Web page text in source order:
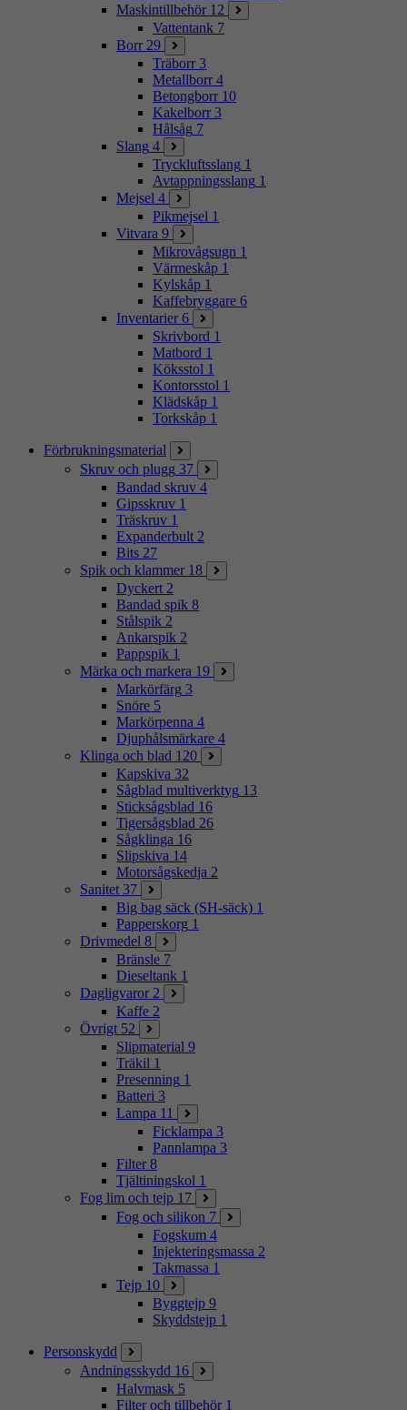
Maskintillbehör 12
Vattentank 7
Borr 29
Träborr 3
Metallborr 4
Betongborr 10
Kakelborr 3
Hålsåg 7
Slang 4
Tryckluftsslang 1
Avtappningsslang 1
Mejsel 4
Pikmejsel 1
Vitvara 9
Mikrovågsugn 1
Värmeskåp 1
Kylskåp 1
Kaffebryggare 6
Inventarier 6
Skrivbord 1
Matbord 1
Köksstol 1
Kontorsstol 1
Klädskåp 1
Torkskåp 1
Förbrukningsmaterial
Skruv och plugg 37
Bandad skruv 4
Gipsskruv 1
Träskruv 1
Expanderbult 2
Bits 27
Spik och klammer 18
Dyckert 2
Bandad spik 8
Stålspik 2
Ankarspik 2
Pappspik 1
Märka och markera 19
Markörfärg 3
Snöre 5
Markörpenna 4
Djuphålsmärkare 4
Klinga och blad 120
Kapskiva 32
Sågblad multiverktyg 13
Sticksågsblad 16
Tigersågsblad 26
Sågklinga 16
Slipskiva 14
Motorsågskedja 2
Sanitet 37
Big bag säck (SH-säck) 1
Papperskorg 1
Drivmedel 8
Bränsle 7
Dieseltank 1
Dagligvaror 2
Kaffe 2
Övrigt 52
Slipmaterial 9
Träkil 1
Presenning 1
Batteri 3
Lampa 11
Ficklampa 3
Pannlampa 3
Filter 8
Tjältiningskol 1
Fog lim och tejp 17
Fog och silikon 7
Fogskum 4
Injekteringsmassa 2
Takmassa 1
Tejp 10
Byggtejp 9
Skyddstejp 1
Personskydd
Andningsskydd 16
Halvmask 5
Filter och tillbehör 1